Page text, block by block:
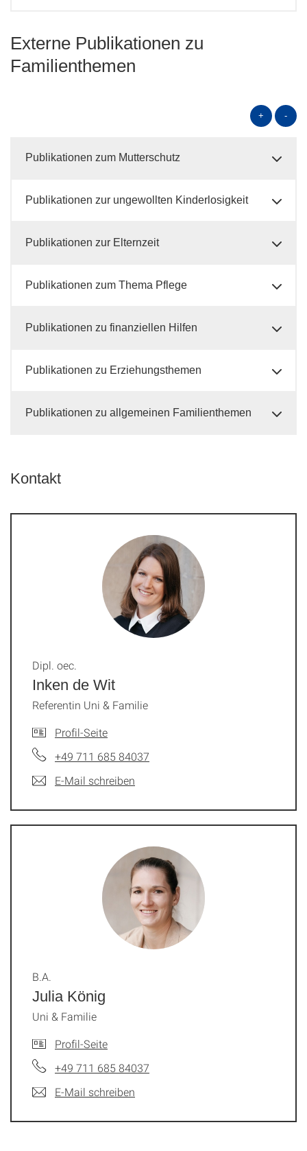
Externe Publikationen zu
Familienthemen
+ -
Publikationen zum Mutterschutz
Publikationen zur ungewollten Kinderlosigkeit
Publikationen zur Elternzeit
Publikationen zum Thema Pflege
Publikationen zu finanziellen Hilfen
Publikationen zu Erziehungsthemen
Publikationen zu allgemeinen Familienthemen
Kontakt
Inken de Wit
Dipl. oec.
Referentin Uni & Familie
Profil-Seite
+49 711 685 84037
E-Mail schreiben
Julia König
B.A.
Uni & Familie
Profil-Seite
+49 711 685 84037
E-Mail schreiben